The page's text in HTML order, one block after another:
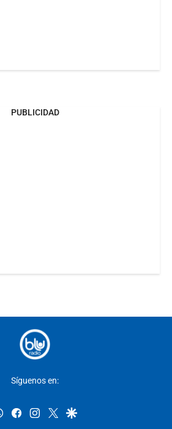
PUBLICIDAD
Síguenos en:
whatsappfacebookinstagram
twittergoogle